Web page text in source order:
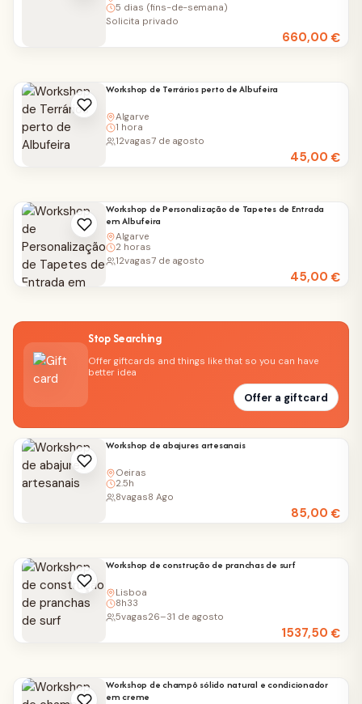
5 dias (fins-de-semana)
660,00€
Solicita privado
Workshop de Terrários perto de Albufeira
Algarve
1 hora
45,00€
12vagas7 de agosto
Workshop de Personalização de Tapetes de Entrada
em Albufeira
Algarve
2 horas
45,00€
12vagas7 de agosto
Stop Searching
Offer giftcards and things like that so you can have
better idea
Offer a giftcard
Workshop de abajures artesanais
Oeiras
2.5h
85,00€
8vagas8 Ago
Workshop de construção de pranchas de surf
Lisboa
8h33
1537,50€
5vagas26–31 de agosto
Workshop de champô sólido natural e condicionador
em creme